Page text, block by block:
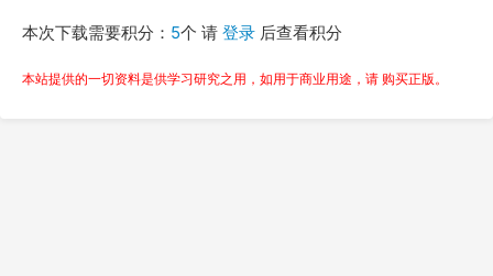
本次下载需要积分： 5个 请 登录 后查看积分
本站提供的一切资料是供学习研究之用，如用于商业用途，请 购买正版。